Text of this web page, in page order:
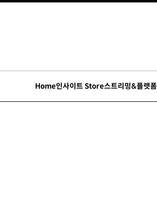
Home인사이트 Store스트리밍&플랫폼